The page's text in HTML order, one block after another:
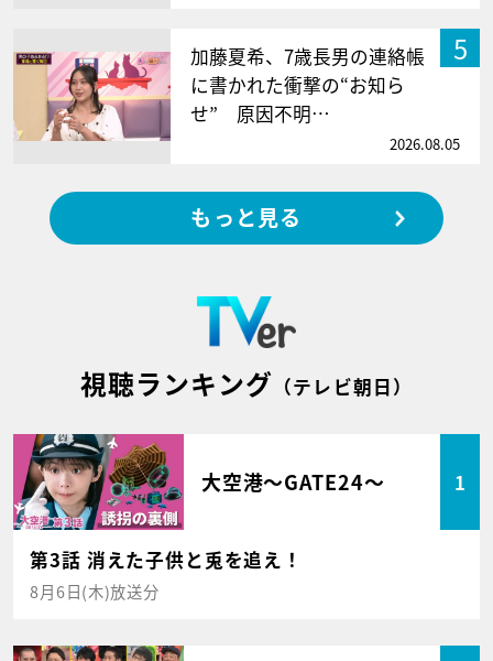
5
加藤夏希、7歳長男の連絡帳
に書かれた衝撃の“お知ら
せ” 原因不明…
2026.08.05
もっと見る
視聴ランキング （テレビ朝日）
大空港～GATE24～ 1
第3話 消えた子供と兎を追え！
8月6日(木)放送分